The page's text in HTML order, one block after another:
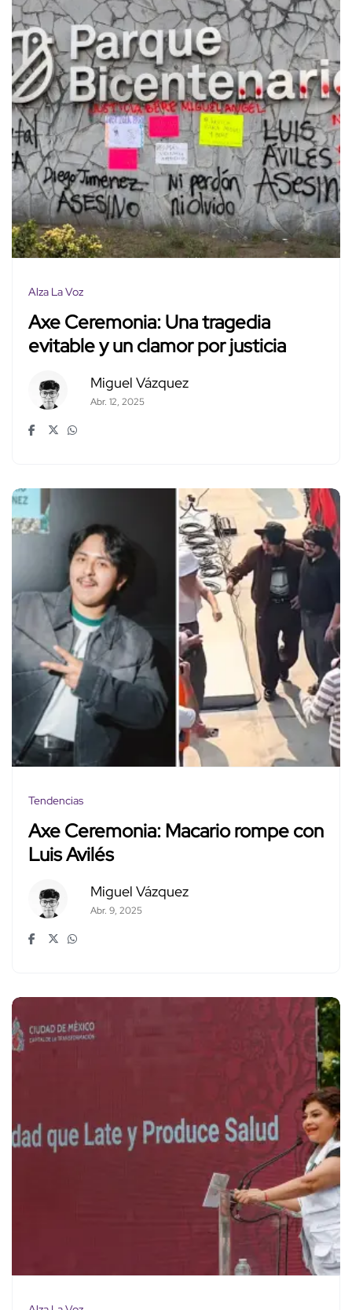
Alza La Voz
Axe Ceremonia: Una tragedia
evitable y un clamor por justicia
Miguel Vázquez
Abr. 12, 2025
Tendencias
Axe Ceremonia: Macario rompe con
Luis Avilés
Miguel Vázquez
Abr. 9, 2025